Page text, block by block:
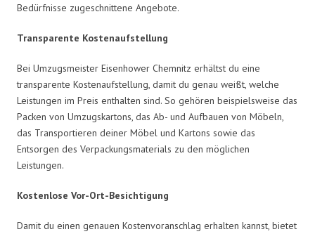
Bedürfnisse zugeschnittene Angebote.
Transparente Kostenaufstellung
Bei Umzugsmeister Eisenhower Chemnitz erhältst du eine
transparente Kostenaufstellung, damit du genau weißt, welche
Leistungen im Preis enthalten sind. So gehören beispielsweise das
Packen von Umzugskartons, das Ab- und Aufbauen von Möbeln,
das Transportieren deiner Möbel und Kartons sowie das
Entsorgen des Verpackungsmaterials zu den möglichen
Leistungen.
Kostenlose Vor-Ort-Besichtigung
Damit du einen genauen Kostenvoranschlag erhalten kannst, bietet